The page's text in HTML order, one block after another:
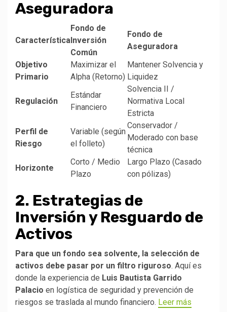
Aseguradora
Característica
Fondo de
Inversión
Común
Fondo de
Aseguradora
Objetivo
Primario
Maximizar el
Alpha (Retorno)
Mantener Solvencia y
Liquidez
Regulación
Estándar
Financiero
Solvencia II /
Normativa Local
Estricta
Perfil de
Riesgo
Variable (según
el folleto)
Conservador /
Moderado con base
técnica
Horizonte
Corto / Medio
Plazo
Largo Plazo (Casado
con pólizas)
2. Estrategias de
Inversión y Resguardo de
Activos
Para que un fondo sea solvente, la selección de
activos debe pasar por un filtro riguroso. Aquí es
donde la experiencia de Luis Bautista Garrido
Palacio en logística de seguridad y prevención de
riesgos se traslada al mundo financiero. Leer más